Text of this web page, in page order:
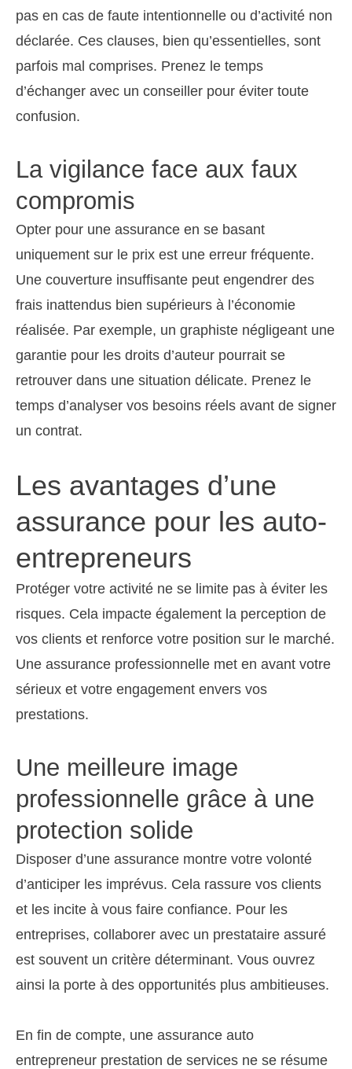
pas en cas de faute intentionnelle ou d’activité non
déclarée. Ces clauses, bien qu’essentielles, sont
parfois mal comprises. Prenez le temps
d’échanger avec un conseiller pour éviter toute
confusion.
La vigilance face aux faux
compromis
Opter pour une assurance en se basant
uniquement sur le prix est une erreur fréquente.
Une couverture insuffisante peut engendrer des
frais inattendus bien supérieurs à l’économie
réalisée. Par exemple, un graphiste négligeant une
garantie pour les droits d’auteur pourrait se
retrouver dans une situation délicate. Prenez le
temps d’analyser vos besoins réels avant de signer
un contrat.
Les avantages d’une
assurance pour les auto-
entrepreneurs
Protéger votre activité ne se limite pas à éviter les
risques. Cela impacte également la perception de
vos clients et renforce votre position sur le marché.
Une assurance professionnelle met en avant votre
sérieux et votre engagement envers vos
prestations.
Une meilleure image
professionnelle grâce à une
protection solide
Disposer d’une assurance montre votre volonté
d’anticiper les imprévus. Cela rassure vos clients
et les incite à vous faire confiance. Pour les
entreprises, collaborer avec un prestataire assuré
est souvent un critère déterminant. Vous ouvrez
ainsi la porte à des opportunités plus ambitieuses.
En fin de compte, une assurance auto
entrepreneur prestation de services ne se résume